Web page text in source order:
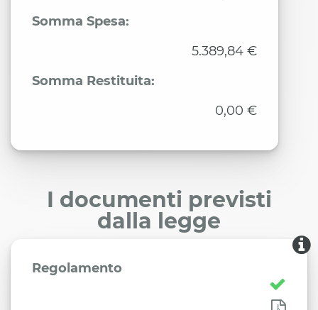
Somma Spesa:
5.389,84 €
Somma Restituita:
0,00 €
I documenti previsti
dalla legge
Regolamento